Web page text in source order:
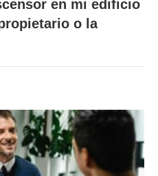
en mi edificio
o la